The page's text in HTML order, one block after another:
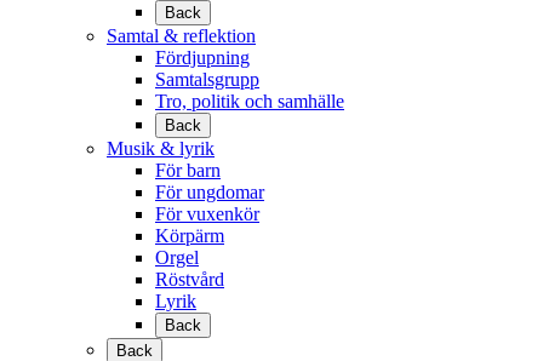
Back
Samtal & reflektion
Fördjupning
Samtalsgrupp
Tro, politik och samhälle
Back
Musik & lyrik
För barn
För ungdomar
För vuxenkör
Körpärm
Orgel
Röstvård
Lyrik
Back
Back